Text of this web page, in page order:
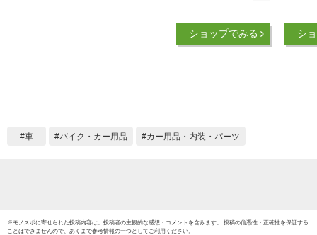
ペットシートカバー
犬 車 カーシート 可
ックス BOX 防水ド
ショップでみる
ット用
犬用
シ
車 バイク・カー用品 カー用品・内装・パーツ
※モノスポに寄せられた投稿内容は、投稿者の主観的な感想・コメントを含みます。 投稿の信憑性・正確性を保証する
ことはできませんので、あくまで参考情報の一つとしてご利用ください。